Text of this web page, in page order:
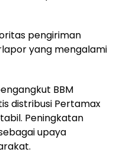
pengiriman
yang mengalami
BBM
distribusi Pertamax
Peningkatan
upaya